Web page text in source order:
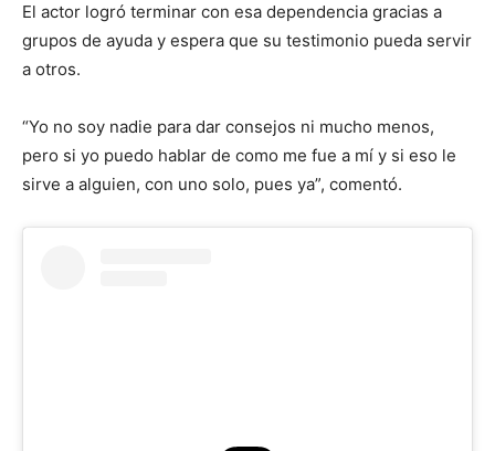
El actor logró terminar con esa dependencia gracias a
grupos de ayuda y espera que su testimonio pueda servir
a otros.
“Yo no soy nadie para dar consejos ni mucho menos,
pero si yo puedo hablar de como me fue a mí y si eso le
sirve a alguien, con uno solo, pues ya”, comentó.